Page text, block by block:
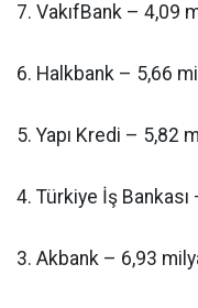
7. VakıfBank – 4,09
6. Halkbank – 5,66
5. Yapı Kredi – 5,82
4. Türkiye İş
3. Akbank – 6,93